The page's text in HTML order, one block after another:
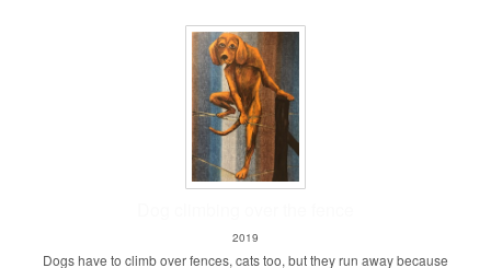
2019
Dogs have to climb over fences, cats too, but they run away because